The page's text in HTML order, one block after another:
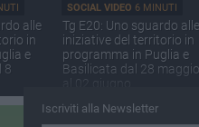
alle
in
e
8
SOCIAL VIDEO 6 MINUTI
Tg E20: Uno sguardo alle
iniziative del territorio in
programma in Puglia e
Basilicata dal 28 maggio
al 02 giugno
Iscriviti alla Newsletter